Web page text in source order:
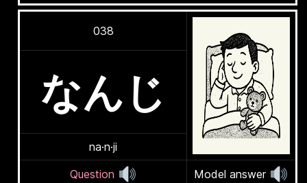
038
なんじ
na·n·ji
Question
Model answer